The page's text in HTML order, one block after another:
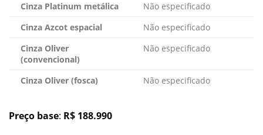
Cinza Platinum metálica
Não especificado
Cinza Azcot espacial
Não especificado
Cinza Oliver
(convencional)
Não especificado
Cinza Oliver (fosca) Não especificado
Preço base: R$ 188.990